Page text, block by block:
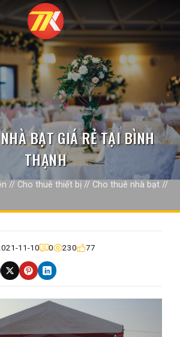
BẠT GIÁ RẺ TẠI BÌNH
THẠNH
// Cho thuê thiết bị // Cho thuê nhà bạt //
11-10 0 230 77